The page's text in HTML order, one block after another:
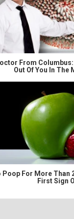
From
Out Of You In The
Poop For More Than
First Sign